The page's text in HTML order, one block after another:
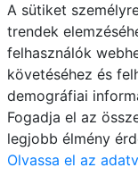
E-mail
A sütiket
trendek
felhasználók
követéséhez és
demográfiai
Fogadja el az
legjobb élmény
Olvassa el az